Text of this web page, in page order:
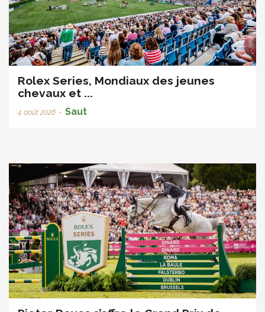
Rolex Series, Mondiaux des jeunes
chevaux et ...
4 août 2026 • Saut